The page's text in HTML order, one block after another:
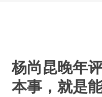
杨尚昆晚年
本事，就是